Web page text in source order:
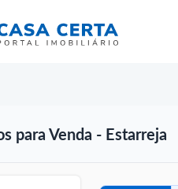
para Venda - Estarreja